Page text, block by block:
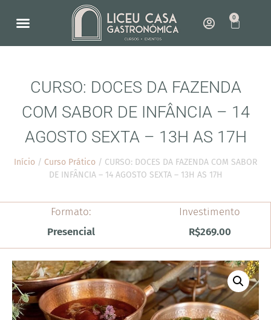
0
CURSO: DOCES DA FAZENDA
COM SABOR DE INFÂNCIA – 14
AGOSTO SEXTA – 13H AS 17H
Início / Curso Prático / CURSO: DOCES DA FAZENDA COM SABOR
DE INFÂNCIA – 14 AGOSTO SEXTA – 13H AS 17H
Formato:
Presencial
Investimento
R$269.00